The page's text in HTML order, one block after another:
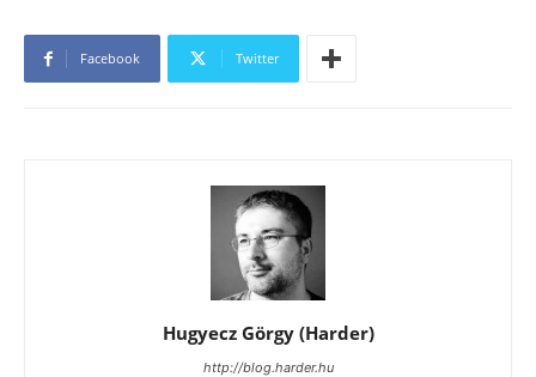
Facebook Twitter
Hugyecz Görgy (Harder)
http://blog.harder.hu